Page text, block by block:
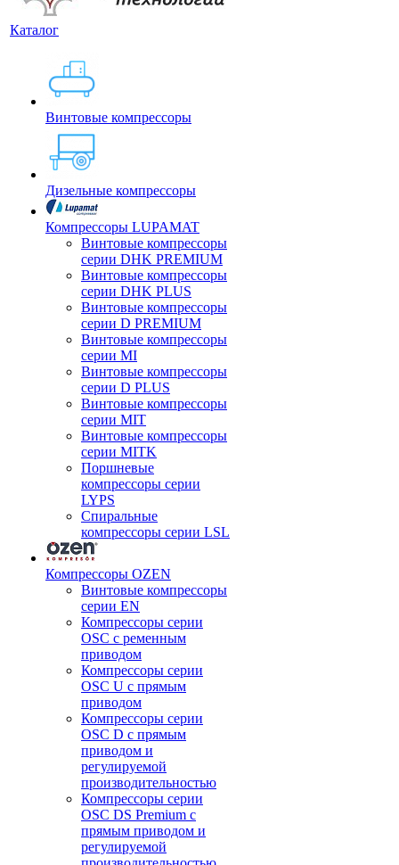
Каталог
Винтовые компрессоры
Дизельные компрессоры
Компрессоры LUPAMAT
Винтовые компрессоры
серии DHK PREMIUM
Винтовые компрессоры
серии DHK PLUS
Винтовые компрессоры
серии D PREMIUM
Винтовые компрессоры
серии MI
Винтовые компрессоры
серии D PLUS
Винтовые компрессоры
серии MIT
Винтовые компрессоры
серии MITK
Поршневые
компрессоры серии
LYPS
Спиральные
компрессоры серии LSL
Компрессоры OZEN
Винтовые компрессоры
серии EN
Компрессоры серии
OSC с ременным
приводом
Компрессоры серии
OSC U с прямым
приводом
Компрессоры серии
OSC D с прямым
приводом и
регулируемой
производительностью
Компрессоры серии
OSC DS Premium с
прямым приводом и
регулируемой